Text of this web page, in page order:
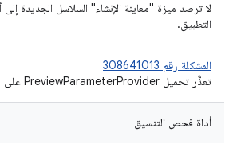
لا ترصد ميزة "معاينة الإنشاء" السلاسل الجديدة
التطبيق.
المشكلة رقم 308641013
تعذُّر تحميل PreviewParameterProvider على Iguana فقط
أداة فحص التنسيق